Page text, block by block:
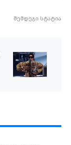
შემდეგი სტატია